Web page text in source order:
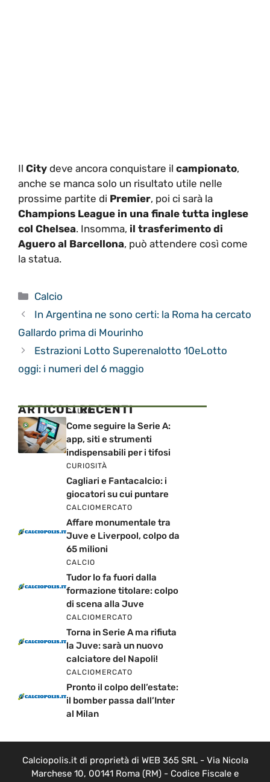
Il City deve ancora conquistare il campionato,
anche se manca solo un risultato utile nelle
prossime partite di Premier, poi ci sarà la
Champions League in una finale tutta inglese
col Chelsea. Insomma, il trasferimento di
Aguero al Barcellona, può attendere così come
la statua.
Categorie
Calcio
In Argentina ne sono certi: la Roma ha cercato
Gallardo prima di Mourinho
Estrazioni Lotto Superenalotto 10eLotto
oggi: i numeri del 6 maggio
ARTICOLI RECENTI
CALCIO
Come seguire la Serie A:
app, siti e strumenti
indispensabili per i tifosi
CURIOSITÀ
Cagliari e Fantacalcio: i
giocatori su cui puntare
CALCIOMERCATO
Affare monumentale tra
Juve e Liverpool, colpo da
65 milioni
CALCIO
Tudor lo fa fuori dalla
formazione titolare: colpo
di scena alla Juve
CALCIOMERCATO
Torna in Serie A ma rifiuta
la Juve: sarà un nuovo
calciatore del Napoli!
CALCIOMERCATO
Pronto il colpo dell’estate:
il bomber passa dall’Inter
al Milan
Calciopolis.it di proprietà di WEB 365 SRL - Via Nicola
Marchese 10, 00141 Roma (RM) - Codice Fiscale e